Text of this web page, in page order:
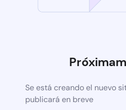
Se está creando el nuevo
publicará en breve